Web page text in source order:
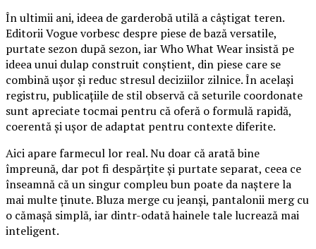
În ultimii ani, ideea de garderobă utilă a câștigat teren.
Editorii Vogue vorbesc despre piese de bază versatile,
purtate sezon după sezon, iar Who What Wear insistă pe
ideea unui dulap construit conștient, din piese care se
combină ușor și reduc stresul deciziilor zilnice. În același
registru, publicațiile de stil observă că seturile coordonate
sunt apreciate tocmai pentru că oferă o formulă rapidă,
coerentă și ușor de adaptat pentru contexte diferite.
Aici apare farmecul lor real. Nu doar că arată bine
împreună, dar pot fi despărțite și purtate separat, ceea ce
înseamnă că un singur compleu bun poate da naștere la
mai multe ținute. Bluza merge cu jeanși, pantalonii merg cu
o cămașă simplă, iar dintr-odată hainele tale lucrează mai
inteligent.